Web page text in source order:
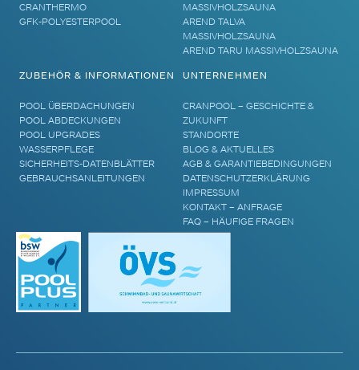
CRANTHERMO
GFK-POLYESTERPOOL
MASSIVHOLZSAUNA
AREND TALVA
MASSIVHOLZSAUNA
AREND TARU MASSIVHOLZSAUNA
ZUBEHÖR & INFORMATIONEN
POOL ÜBERDACHUNGEN
POOL ABDECKUNGEN
POOL UPGRADES
WASSERPFLEGE
SICHERHEITS-DATENBLÄTTER
GEBRAUCHSANLEITUNGEN
UNTERNEHMEN
CRANPOOL – GESCHICHTE &
ZUKUNFT
STANDORTE
BLOG & AKTUELLES
AGB & GARANTIEBEDINGUNGEN
DATENSCHUTZERKLÄRUNG
IMPRESSUM
KONTAKT – ANFRAGE
FAQ – HÄUFIGE FRAGEN